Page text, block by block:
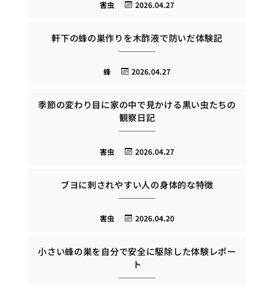
2026.04.27
害虫
軒下の蜂の巣作りを木酢液で防いだ体験記
2026.04.27
蜂
季節の変わり目に家の中で見かける黒い虫たちの
観察日記
2026.04.27
害虫
ブヨに刺されやすい人の身体的な特徴
2026.04.20
害虫
小さい蜂の巣を自分で安全に駆除した体験レポー
ト